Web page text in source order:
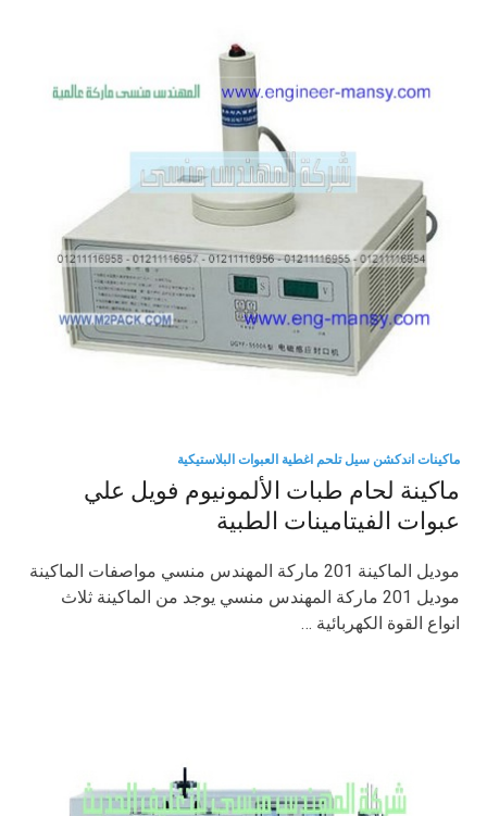
ماكينات اندكشن سيل تلحم اغطية العبوات البلاستيكية
ماكينة لحام طبات الألمونيوم فويل علي
عبوات الفيتامينات الطبية
موديل الماكينة 201 ماركة المهندس منسي مواصفات الماكينة
موديل 201 ماركة المهندس منسي يوجد من الماكينة ثلاث
انواع القوة الكهربائية …